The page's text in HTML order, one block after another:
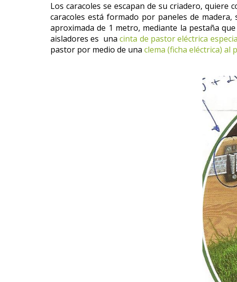
Los caracoles se escapan de su criadero,
caracoles está formado por paneles de
aproximada de 1 metro, mediante la pestaña
aisladores es unacinta de pastor eléctrica
pastor por medio de una clema (ficha eléctrica) al